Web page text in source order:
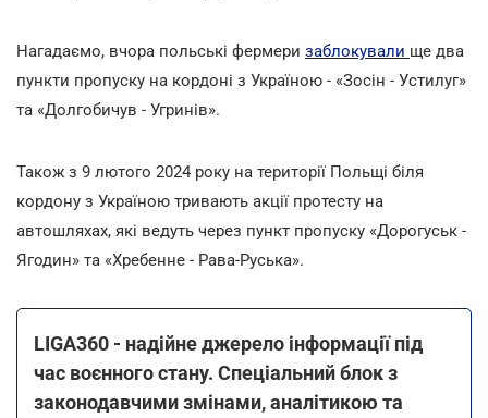
Нагадаємо, вчора польські фермери заблокували ще два
пункти пропуску на кордоні з Україною - «Зосін - Устилуг»
та «Долгобичув - Угринів».
Також з 9 лютого 2024 року на території Польщі біля
кордону з Україною тривають акції протесту на
автошляхах, які ведуть через пункт пропуску «Дорогуськ -
Ягодин» та «Хребенне - Рава-Руська».
LIGA360 - надійне джерело інформації під
час воєнного стану. Спеціальний блок з
законодавчими змінами, аналітикою та